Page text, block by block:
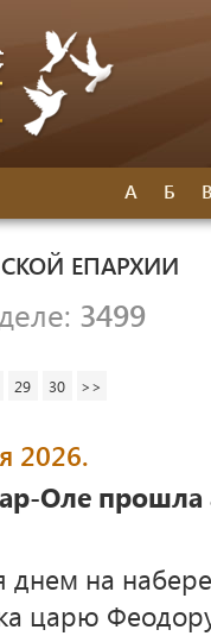
А Б
ЕПАРХИИ
3499
29 30 >>
2026.
Оле прошла
днем на
царю